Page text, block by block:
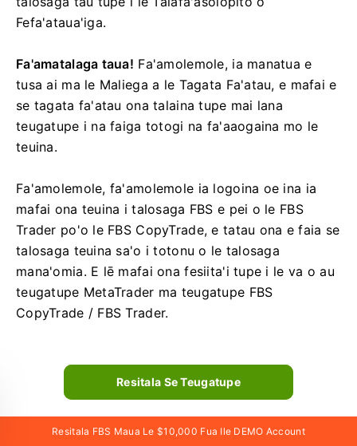
Fefa'ataua'iga.
Fa'amatalaga taua! Fa'amolemole, ia manatua e
tusa ai ma le Maliega a le Tagata Fa'atau, e mafai e
se tagata fa'atau ona talaina tupe mai lana
teugatupe i na faiga totogi na fa'aaogaina mo le
teuina.
Fa'amolemole, fa'amolemole ia logoina oe ina ia
mafai ona teuina i talosaga FBS e pei o le FBS
Trader po'o le FBS CopyTrade, e tatau ona e faia se
talosaga teuina sa'o i totonu o le talosaga
mana'omia. E lē mafai ona fesiita'i tupe i le va o au
teugatupe MetaTrader ma teugatupe FBS
CopyTrade / FBS Trader.
Resitala Se Teugatupe
Resitala FBS Maua Le $10,000 Fua Ile DEMO Account